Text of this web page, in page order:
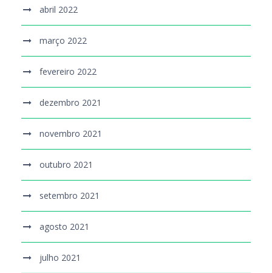
abril 2022
março 2022
fevereiro 2022
dezembro 2021
novembro 2021
outubro 2021
setembro 2021
agosto 2021
julho 2021